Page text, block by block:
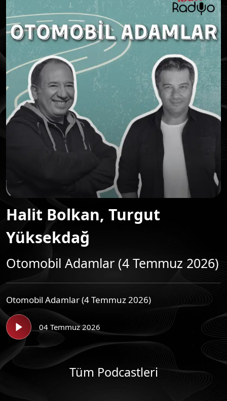
Halit Bolkan, Turgut
Yüksekdağ
Otomobil Adamlar (4 Temmuz 2026)
Otomobil Adamlar (4 Temmuz 2026)
04 Temmuz 2026
Tüm Podcastleri